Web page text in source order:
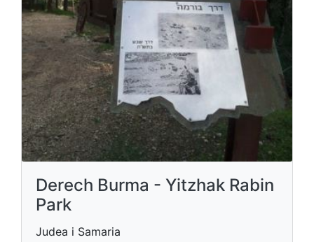
Derech Burma - Yitzhak Rabin
Park
Judea i Samaria